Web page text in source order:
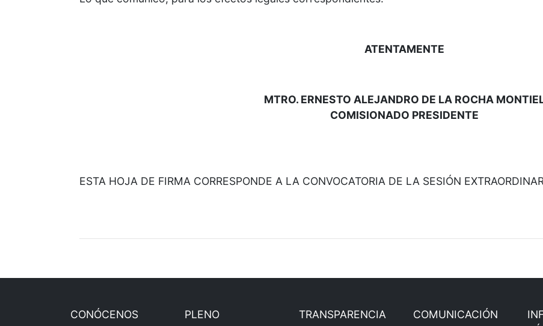
ATENTAMENTE
MTRO. ERNESTO ALEJANDRO DE LA ROCHA
COMISIONADO PRESIDENTE
ESTA HOJA DE FIRMA CORRESPONDE A LA CONVOCATORIA DE LA SESIÓN
CONÓCENOS PLENO TRANSPARENCIA
COMUNICACIÓN